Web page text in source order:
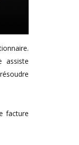
assiste
facture